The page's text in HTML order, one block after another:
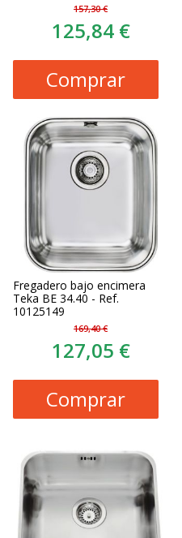
157,30 €
125,84 €
Comprar
Fregadero bajo encimera
Teka BE 34.40 - Ref.
10125149
169,40 €
127,05 €
Comprar